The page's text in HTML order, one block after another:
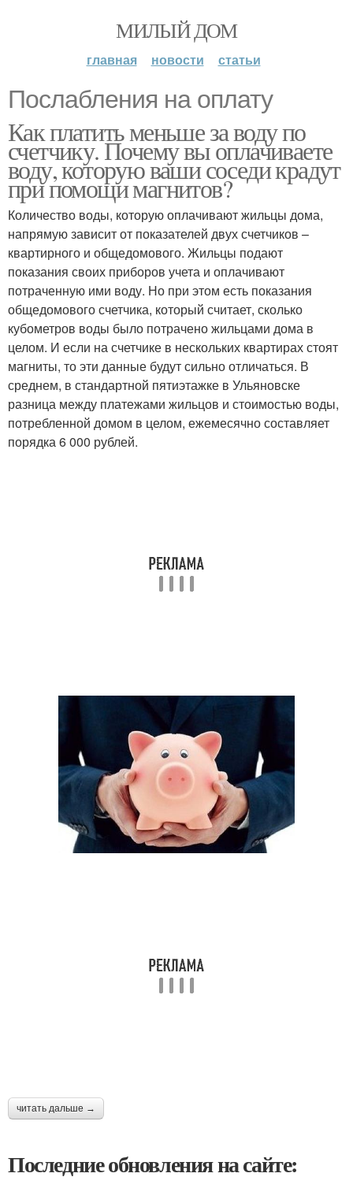
МИЛЫЙ ДОМ
главная новости статьи
Послабления на оплату
Как платить меньше за воду по
счетчику. Почему вы оплачиваете
воду, которую ваши соседи крадут
при помощи магнитов?
Количество воды, которую оплачивают жильцы дома,
напрямую зависит от показателей двух счетчиков –
квартирного и общедомового. Жильцы подают
показания своих приборов учета и оплачивают
потраченную ими воду. Но при этом есть показания
общедомового счетчика, который считает, сколько
кубометров воды было потрачено жильцами дома в
целом. И если на счетчике в нескольких квартирах стоят
магниты, то эти данные будут сильно отличаться. В
среднем, в стандартной пятиэтажке в Ульяновске
разница между платежами жильцов и стоимостью воды,
потребленной домом в целом, ежемесячно составляет
порядка 6 000 рублей.
читать дальше →
Последние обновления на сайте: